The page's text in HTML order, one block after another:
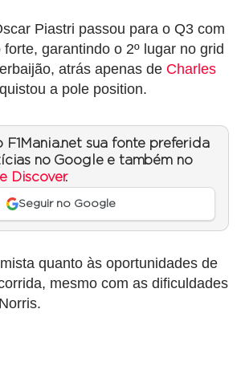
Piastri passou para o Q3 com
garantindo o 2º lugar no grid
atrás apenas de Charles
a pole position.
F1Mania.net sua fonte preferida
no Google e também no
Discover.
Seguir no Google
quanto às oportunidades de
mesmo com as dificuldades